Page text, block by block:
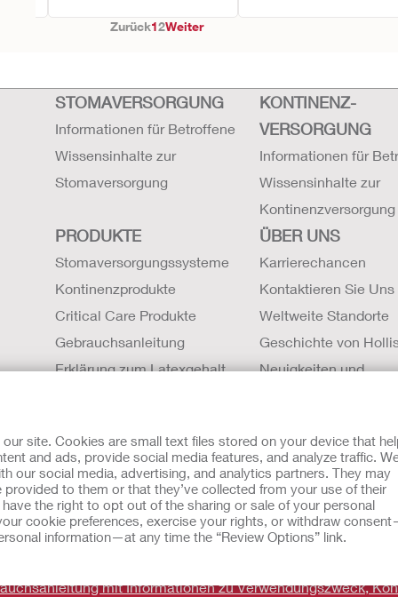
site. Cookies are small text files stored on your device that
and ads, provide social media features, and analyze traffic.
our social media, advertising, and analytics partners. They may
to them or that they’ve collected from your use of their
the right to opt out of the sharing or sale of your personal
cookie preferences, exercise your rights, or withdraw
information—at any time the “Review Options” link.
Zurück12Weiter
STOMAVERSORGUNG
Informationen für Betroffene
Wissensinhalte zur
Stomaversorgung
KONTINENZ-
VERSORGUNG
Informationen für
Wissensinhalte zur
Kontinenzversorgung
PRODUKTE
Stomaversorgungssysteme
Kontinenzprodukte
Critical Care Produkte
Gebrauchsanleitung
Erklärung zum Latexgehalt
Kompatibilität
ÜBER UNS
Karrierechancen
Kontaktieren Sie Uns
Weltweite Standorte
Geschichte von
Neuigkeiten und
mit Cookies EU Whistleblowern-Mitteilung
Beratung gedacht und sollen die Empfehlungen Ihres
verwendet werden, in einem medizinischen Notfall Hilfe zu
Da sich Bestimmungen ab und zu ändern, besuchen Sie
mit Informationen zu Verwendungszweck,